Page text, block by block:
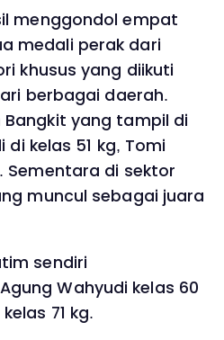
menggondol empat
medali perak dari
khusus yang diikuti
berbagai daerah.
Bangkit yang tampil di
di kelas 51 kg, Tomi
Sementara di sektor
muncul sebagai juara
sendiri
Wahyudi kelas 60
71 kg.